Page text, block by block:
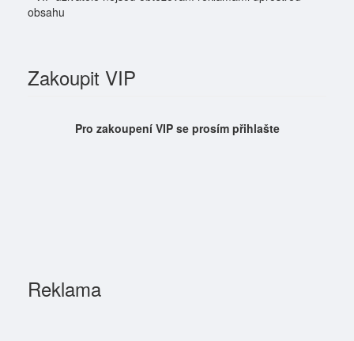
obsahu
Zakoupit VIP
Pro zakoupení VIP se prosím přihlašte
Reklama